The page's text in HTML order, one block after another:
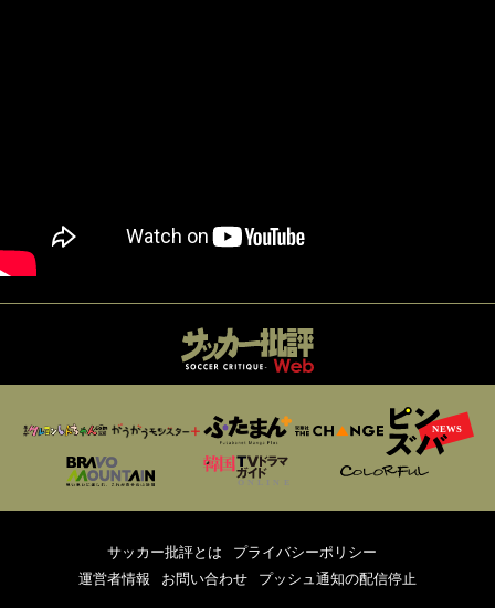
サッカー批評とは
プライバシーポリシー
運営者情報
お問い合わせ プッシュ通知の配信停止